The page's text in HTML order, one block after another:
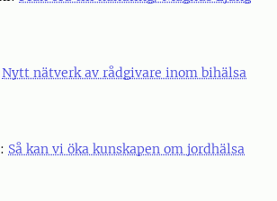
Nytt nätverk av rådgivare inom bihälsa
Så kan vi öka kunskapen om jordhälsa